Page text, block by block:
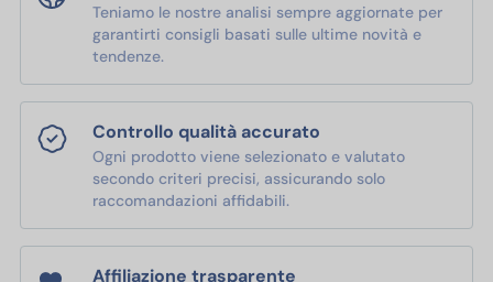
Teniamo le nostre analisi sempre aggiornate per
garantirti consigli basati sulle ultime novità e
tendenze.
Controllo qualità accurato
Ogni prodotto viene selezionato e valutato
secondo criteri precisi, assicurando solo
raccomandazioni affidabili.
Affiliazione trasparente